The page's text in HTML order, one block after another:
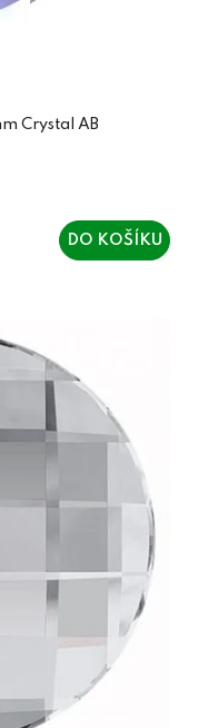
Crystal AB
DO KOŠÍKU